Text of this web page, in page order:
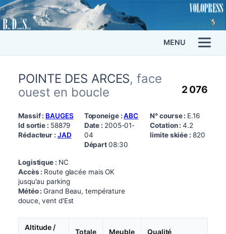
MENU
POINTE DES ARCES, face
ouest en boucle
2 076
Massif : BAUGES
Id sortie : 58879
Rédacteur : JAD
Toponeige :ABC
Date : 2005-01-
04
Départ08:30
N° course : E.16
Cotation :4.2
limite skiée : 820
Logistique : NC
Accès : Route glacée mais OK
jusqu'au parking
Météo :Grand Beau, température
douce, vent d'Est
Altitude /
Totale Meuble Qualité